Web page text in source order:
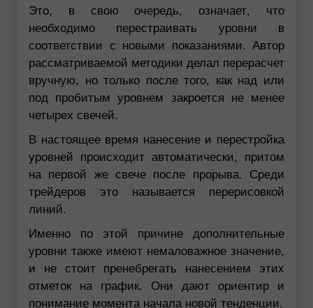
Это, в свою очередь, означает, что
необходимо перестраивать уровни в
соответствии с новыми показаниями. Автор
рассматриваемой методики делал перерасчет
вручную, но только после того, как над или
под пробитым уровнем закроется не менее
четырех свечей.
В настоящее время нанесение и перестройка
уровней происходит автоматически, притом
на первой же свече после прорыва. Среди
трейдеров это называется перерисовкой
линий.
Именно по этой причине дополнительные
уровни также имеют немаловажное значение,
и не стоит пренебрегать нанесением этих
отметок на график. Они дают ориентир и
понимание момента начала новой тенденции.